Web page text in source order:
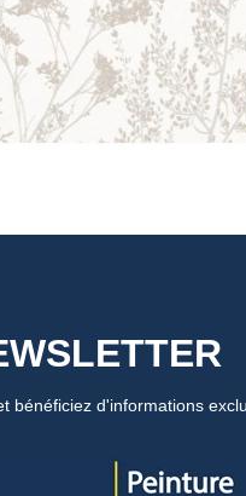
bénéficiez d'informations